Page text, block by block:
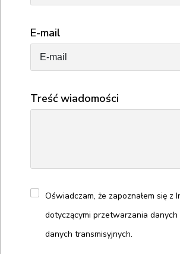
E-mail
Treść wiadomości
Oświadczam, że zapoznałem się z
dotyczącymi przetwarzania
danych transmisyjnych.